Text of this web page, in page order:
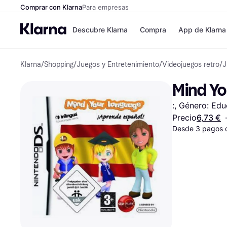
Comprar con KlarnaPara empresas
Descubre Klarna
Formas de
Paga ahora
Paga en 3 plazos
Paga en 30 días
Financiación
Klarna en Apple
Compra
Tiendas
Shein
Zalando
Zara
JD Sports
App de Klarna
Klarna/Shopping/Juegos y Entretenimiento/Videojuegos retro/
Mind
:, Género:
Precio6,73 € ·
Desde 3 pagos